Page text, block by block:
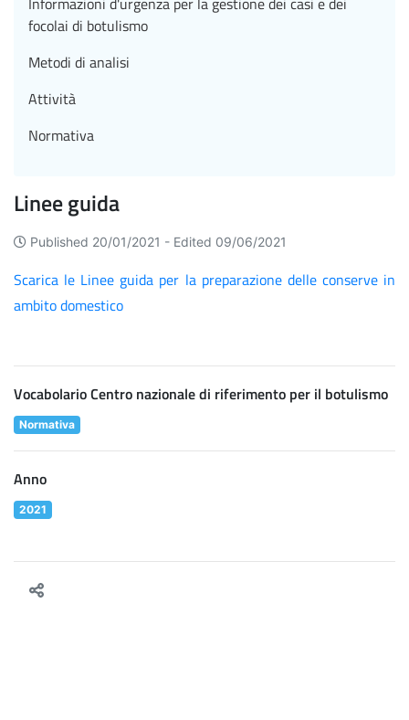
Linee guida
Published 20/01/2021 - Edited 09/06/2021
Scarica le Linee guida per la preparazione delle conserve in
ambito domestico
Vocabolario Centro nazionale di riferimento per il botulismo
Normativa
Anno
2021
focolai di botulismo
Metodi di analisi
Attività
Normativa